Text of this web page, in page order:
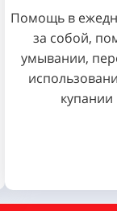
Помощь в
за собой,
умывании,
купании